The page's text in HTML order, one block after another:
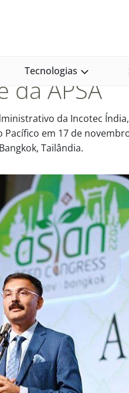
Tecnologias
da
da APSA
da Incotec
Pacífico em 17 de
Tailândia.